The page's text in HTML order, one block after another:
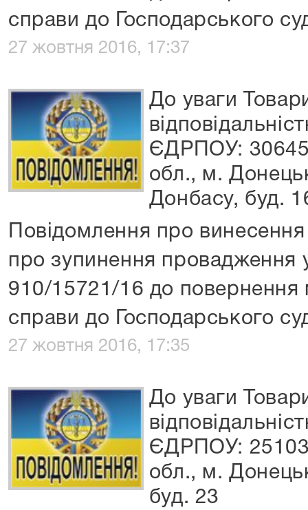
справи до Господарського
27 жовтня 2016, 17:37
До уваги
ЄДРПОУ:
обл., м.
Донбасу, буд.
Повідомлення про
про зупинення провадження
910/15721/16 до повернення
справи до Господарського
27 жовтня 2016, 17:35
До уваги
ЄДРПОУ:
обл., м.
буд. 23